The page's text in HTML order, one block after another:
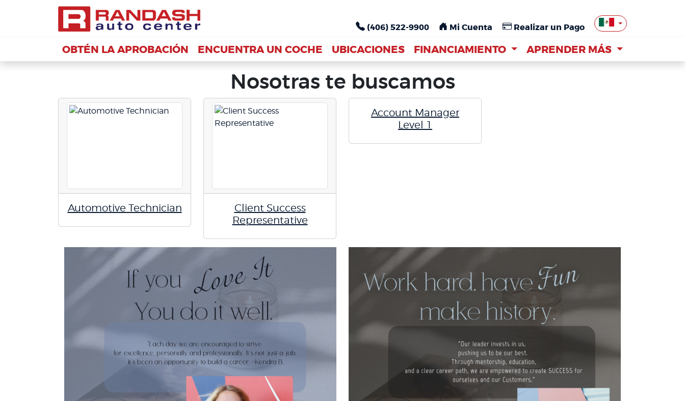
(406) 522-9900 Mi Cuenta Realizar un Pago
OBTÉN LA APROBACIÓN ENCUENTRA UN COCHE UBICACIONES FINANCIAMIENTO APRENDER MÁS
(406) 522-9900 Mi Cuenta Realizar un Pago
OBTÉN LA APROBACIÓN ENCUENTRA UN COCHE UBICACIONES FINANCIAMIENTO APRENDER MÁS
Nosotras te buscamos
Automotive Technician
Client Success
Representative
Account Manager
Level 1